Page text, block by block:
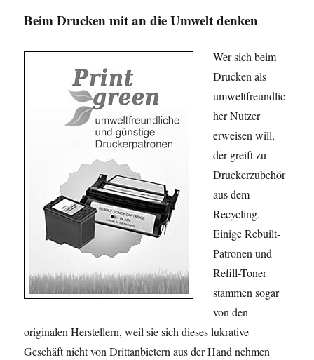
Beim Drucken mit an die Umwelt denken
Wer sich beim
Drucken als
umweltfreundlic
her Nutzer
erweisen will,
der greift zu
Druckerzubehör
aus dem
Recycling.
Einige Rebuilt-
Patronen und
Refill-Toner
stammen sogar
von den
originalen Herstellern, weil sie sich dieses lukrative
Geschäft nicht von Drittanbietern aus der Hand nehmen